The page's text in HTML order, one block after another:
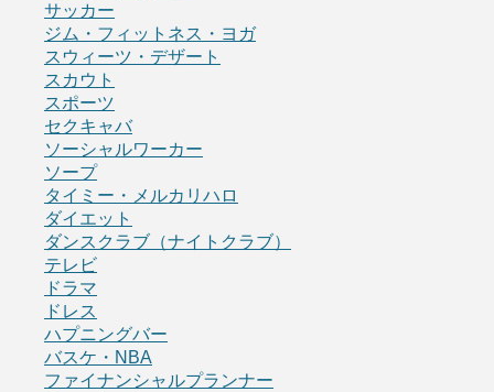
サッカー
ジム・フィットネス・ヨガ
スウィーツ・デザート
スカウト
スポーツ
セクキャバ
ソーシャルワーカー
ソープ
タイミー・メルカリハロ
ダイエット
ダンスクラブ（ナイトクラブ）
テレビ
ドラマ
ドレス
ハプニングバー
バスケ・NBA
ファイナンシャルプランナー